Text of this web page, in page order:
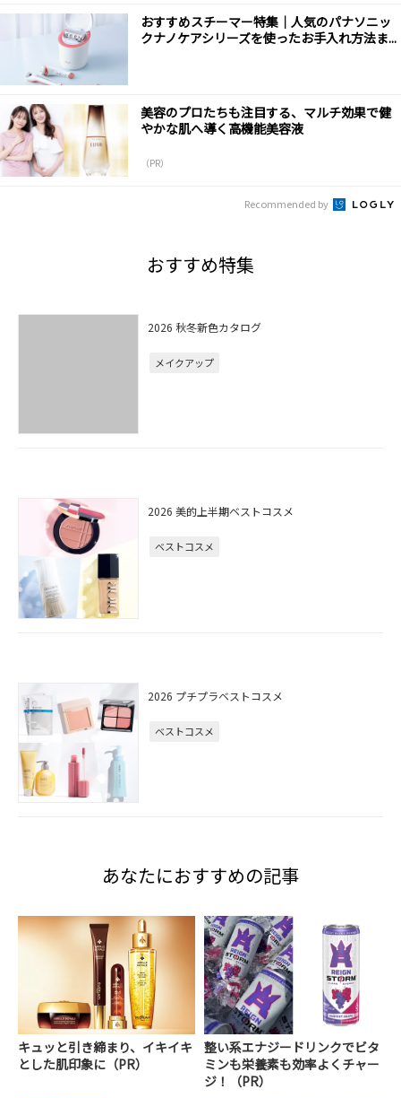
おすすめスチーマー特集｜人気のパナソニッ
クナノケアシリーズを使ったお手入れ方法ま...
美容のプロたちも注目する、マルチ効果で健
やかな肌へ導く高機能美容液
（PR）
Recommended by
おすすめ特集
2026 秋冬新色カタログ
メイクアップ
2026 美的上半期ベストコスメ
ベストコスメ
2026 プチプラベストコスメ
ベストコスメ
あなたにおすすめの記事
キュッと引き締まり、イキイキ
とした肌印象に（PR）
整い系エナジードリンクでビタ
ミンも栄養素も効率よくチャー
ジ！（PR）